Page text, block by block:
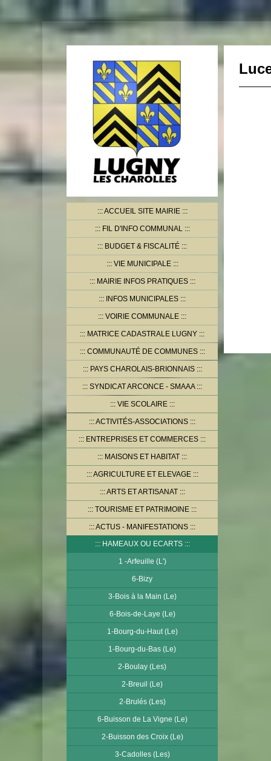
ACCUEIL SITE MAIRIE
FIL D'INFO COMMUNAL
BUDGET & FISCALITÉ
VIE MUNICIPALE
MAIRIE INFOS PRATIQUES
INFOS MUNICIPALES
VOIRIE COMMUNALE
MATRICE CADASTRALE LUGNY
COMMUNAUTÉ DE COMMUNES
PAYS CHAROLAIS-BRIONNAIS
SYNDICAT ARCONCE - SMAAA
VIE SCOLAIRE
ACTIVITÉS-ASSOCIATIONS
ENTREPRISES ET COMMERCES
MAISONS ET HABITAT
AGRICULTURE ET ELEVAGE
ARTS ET ARTISANAT
TOURISME ET PATRIMOINE
ACTUS - MANIFESTATIONS
HAMEAUX OU ECARTS
1 -Arfeuille (L')
6-Bizy
3-Bois à la Main (Le)
6-Bois-de-Laye (Le)
1-Bourg-du-Haut (Le)
1-Bourg-du-Bas (Le)
2-Boulay (Les)
2-Breuil (Le)
2-Brulés (Les)
6-Buisson de La Vigne (Le)
2-Buisson des Croix (Le)
3-Cadolles (Les)